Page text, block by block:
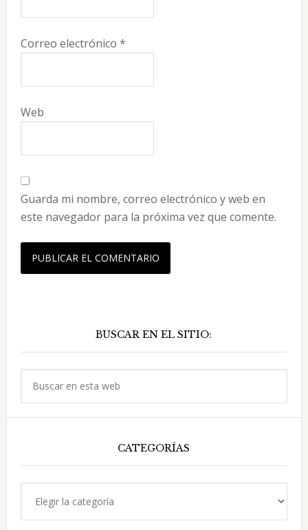
Correo electrónico *
Web
Guarda mi nombre, correo electrónico y web en
este navegador para la próxima vez que comente.
principal
BUSCAR EN EL SITIO:
CATEGORÍAS